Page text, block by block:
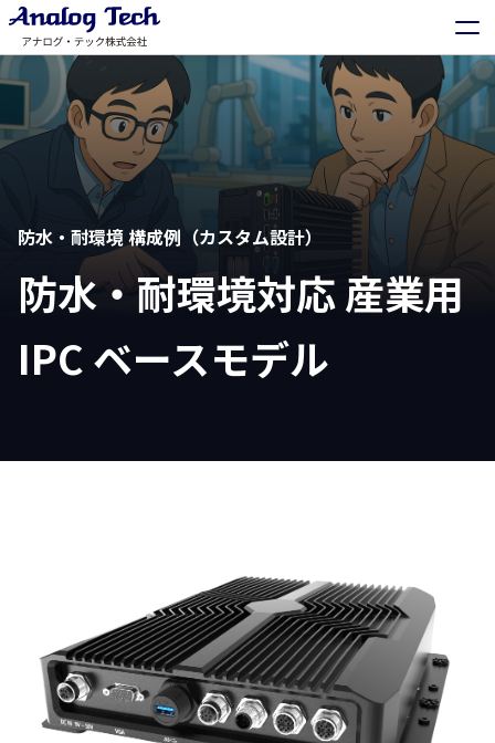
防水・耐環境 構成例（カスタム設計）
防水・耐環境対応 産業用
IPC ベースモデル